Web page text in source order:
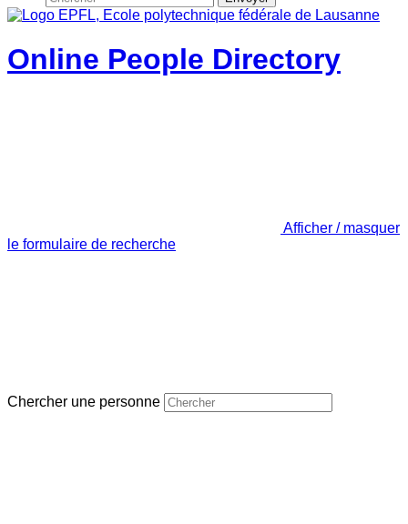
Online People Directory
Afficher / masquer
le formulaire de recherche
Chercher une personne